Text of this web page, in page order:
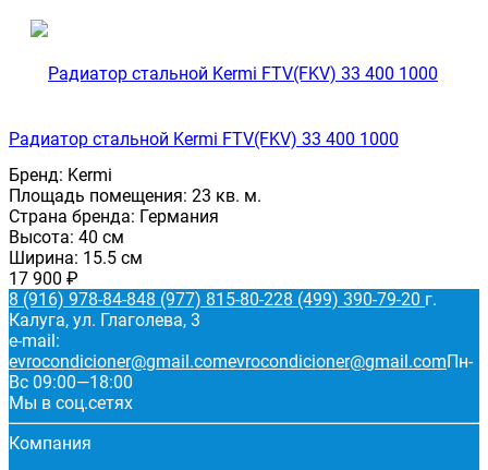
Радиатор стальной Kermi FTV(FKV) 33 400 1000
Бренд: Kermi
Площадь помещения: 23 кв. м.
Страна бренда: Германия
Высота: 40 см
Ширина: 15.5 см
17 900 ₽
8 (916) 978-84-848 (977) 815-80-228 (499) 390-79-20 г.
Калуга, ул. Глаголева, 3
e-mail:
evrocondicioner@gmail.comevrocondicioner@gmail.comПн-
Вс 09:00—18:00
Мы в соц.сетях
Компания